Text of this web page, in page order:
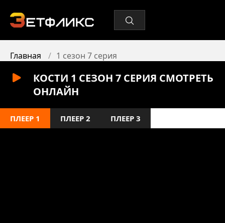
Главная 1 сезон 7 серия
КОСТИ 1 СЕЗОН 7 СЕРИЯ СМОТРЕТЬ
ОНЛАЙН
ПЛЕЕР 1 ПЛЕЕР 2 ПЛЕЕР 3